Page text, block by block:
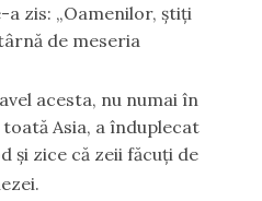
a zis: „Oamenilor, ştiţi
de meseria
acesta, nu numai în
Asia, a înduplecat
şi zice că zeii făcuţi de